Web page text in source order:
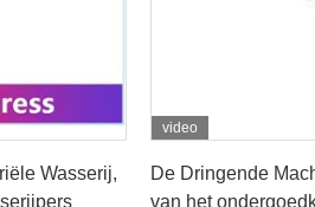
Wasserij,
video
De Dringende
van het